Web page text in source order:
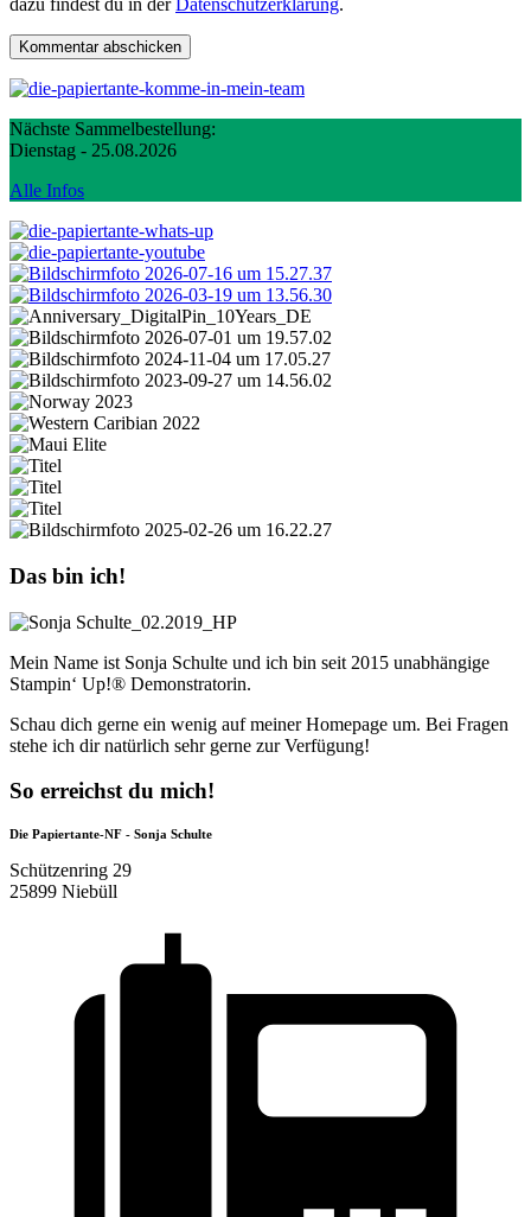
dazu findest du in derDatenschutzerklärung.
Nächste Sammelbestellung:
Dienstag - 25.08.2026
Alle Infos
Das bin ich!
Mein Name ist Sonja Schulte und ich bin seit 2015 unabhängige
Stampin‘ Up!® Demonstratorin.
Schau dich gerne ein wenig auf meiner Homepage um. Bei Fragen
stehe ich dir natürlich sehr gerne zur Verfügung!
So erreichst du mich!
Die Papiertante-NF - Sonja Schulte
Schützenring 29
25899 Niebüll